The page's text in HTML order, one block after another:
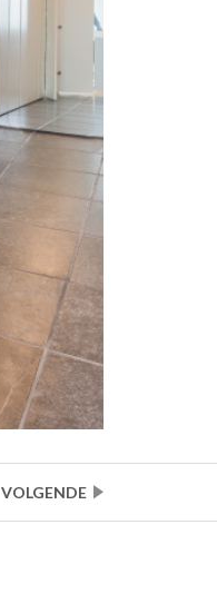
VOLGENDE